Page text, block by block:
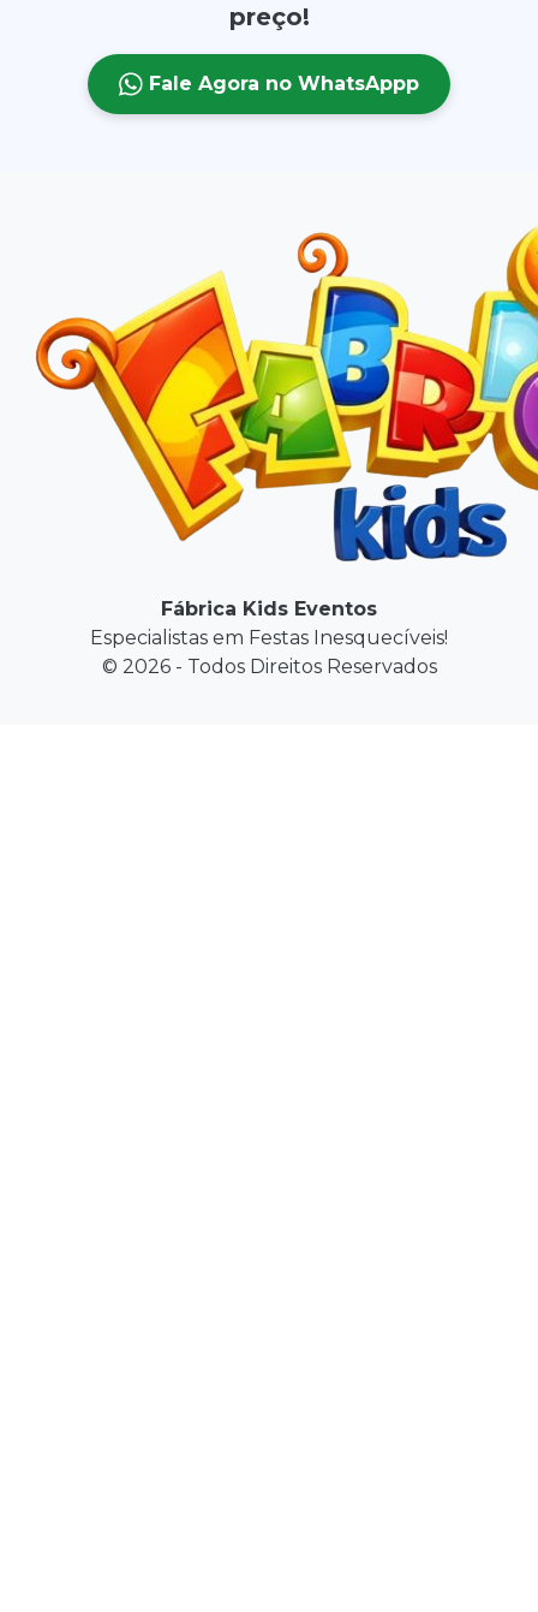
preço!
Fale Agora no WhatsAppp
Fábrica Kids Eventos
Especialistas em Festas Inesquecíveis!
© 2026 - Todos Direitos Reservados